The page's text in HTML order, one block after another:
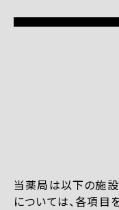
当薬局は以下の施
については、各項目